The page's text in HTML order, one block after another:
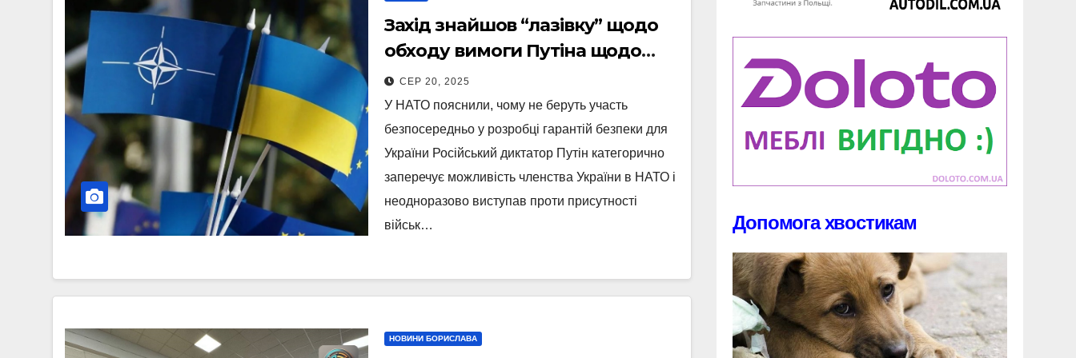
Захід знайшов “лазівку” щодо
обходу вимоги Путіна щодо
неприєднання України до
НАТО
СЕР 20, 2025
У НАТО пояснили, чому не беруть участь
безпосередньо у розробці гарантій безпеки для
України Російський диктатор Путін категорично
заперечує можливість членства України в НАТО і
неодноразово виступав проти присутності
військ…
НОВИНИ БОРИСЛАВА
Допомога хвостикам